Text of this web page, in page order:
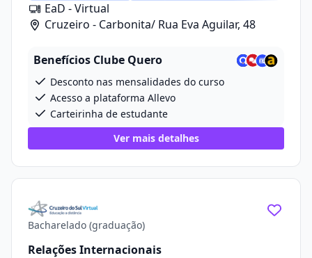
EaD - Virtual
Cruzeiro - Carbonita/ Rua Eva Aguilar, 48
Benefícios Clube Quero
Desconto nas mensalidades do curso
Acesso a plataforma Allevo
Carteirinha de estudante
Ver mais detalhes
Bacharelado (graduação)
Relações Internacionais